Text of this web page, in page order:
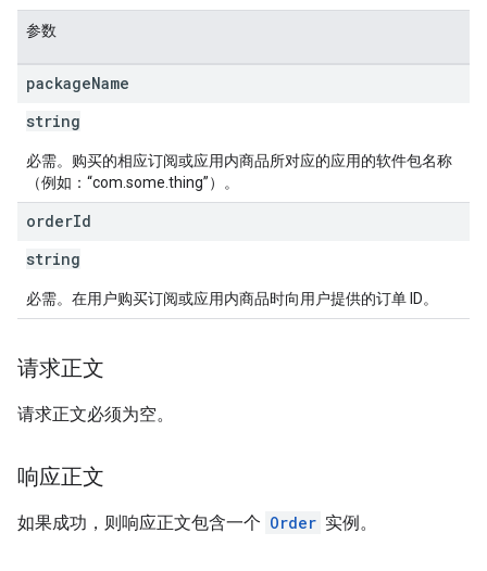
参数
packageName
string
必需。购买的相应订阅或应用内商品所对应的应用的软件包名称
（例如：“com.some.thing”）。
orderId
string
必需。在用户购买订阅或应用内商品时向用户提供的订单 ID。
请求正文
请求正文必须为空。
响应正文
如果成功，则响应正文包含一个 Order 实例。